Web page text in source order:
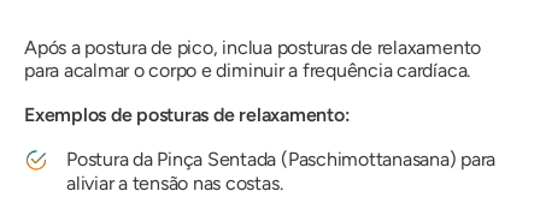
Após a postura de pico, inclua posturas de relaxamento
para acalmar o corpo e diminuir a frequência cardíaca.
Exemplos de posturas de relaxamento:
Postura da Pinça Sentada (Paschimottanasana) para
aliviar a tensão nas costas.